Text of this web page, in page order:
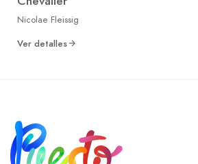
Nicolae Fleissig
Ver detalles